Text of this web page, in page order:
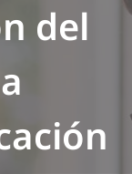
del